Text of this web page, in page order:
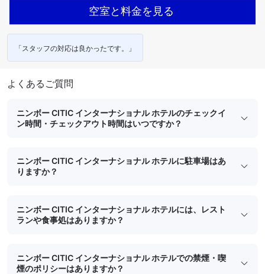
空室と料金を見る
「スタッフの対応は良かったです。」
よくあるご質問
ニンボー CITIC インターナショナル ホテルのチェックイ
ン時間・チェックアウト時間はいつですか？
ニンボー CITIC インターナショナル ホテルに駐車場はあ
りますか？
ニンボー CITIC インターナショナル ホテルには、レスト
ランや食事処はありますか？
ニンボー CITIC インターナショナル ホテルでの禁煙・喫
煙のポリシーはありますか？